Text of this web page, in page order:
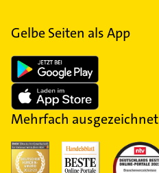
Gelbe Seiten als App
Mehrfach ausgezeichnet